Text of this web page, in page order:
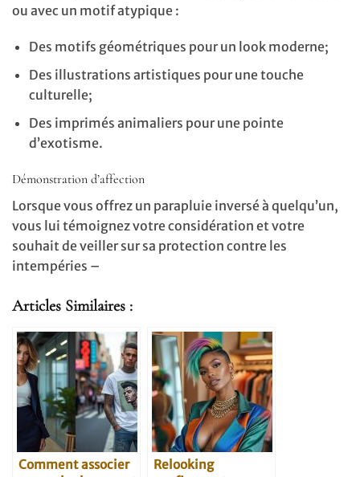
ou avec un motif atypique :
Des motifs géométriques pour un look moderne;
Des illustrations artistiques pour une touche
culturelle;
Des imprimés animaliers pour une pointe
d’exotisme.
Démonstration d’affection
Lorsque vous offrez un parapluie inversé à quelqu’un,
vous lui témoignez votre considération et votre
souhait de veiller sur sa protection contre les
intempéries –
Articles Similaires :
Comment associer
Relooking